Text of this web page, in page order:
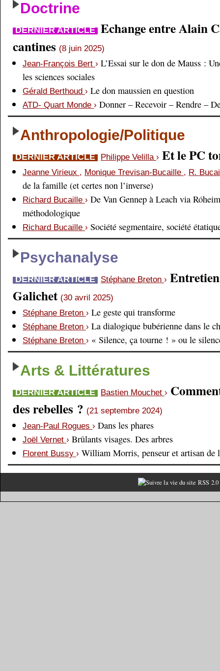
Doctrine
DERNIER ARTICLE Echange entre Alain
cantines (8 juin 2025)
Jean-François Bert › L’Essai sur le don de Mauss :
les sciences sociales
Gérald Berthoud › Le don maussien en question
ATD- Quart Monde › Donner – Recevoir – Rendre –
Anthropologie/Politique
DERNIER ARTICLE Philippe Velilla › Et le PC
Jeanne Virieux , Monique Trevisan-Bucaille , R.
de la famille (et certes non l’inverse)
Richard Bucaille › De Van Gennep à Leach via
méthodologique
Richard Bucaille › Société segmentaire, société
Psychanalyse
DERNIER ARTICLE Stéphane Breton ›
Galichet (30 avril 2025)
Stéphane Breton › Le geste qui transforme
Stéphane Breton › La dialogique bubérienne dans le
Stéphane Breton › « Silence, ça tourne ! » ou le
Arts & Littératures
DERNIER ARTICLE Bastien Mouchet ›
des rebelles ? (21 septembre 2024)
Jean-Paul Rogues › Dans les phares
Joël Vernet › Brûlants visages. Des arbres
Florent Bussy › William Morris, penseur et artisan de
RSS 2.0